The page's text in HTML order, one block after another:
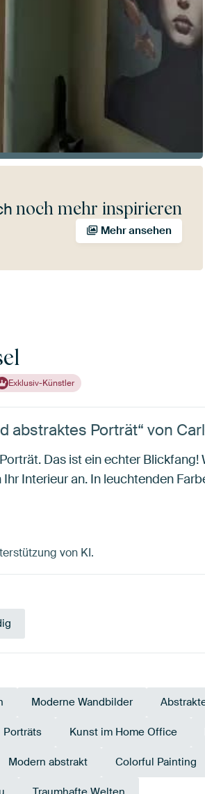
noch mehr inspirieren
Mehr ansehen
Exklusiv-Künstler
abstraktes Porträt“ von
Das ist ein echter
Interieur an. In leuchtenden
von KI.
Moderne Wandbilder
Porträts Kunst im Home Office
Modern abstrakt Colorful Painting